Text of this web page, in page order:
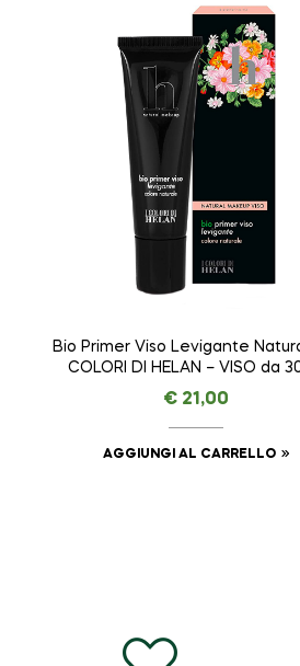
Bio Primer Viso Levigante
COLORI DI HELAN – VISO da
€ 21,00
AGGIUNGI AL CARRELLO